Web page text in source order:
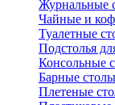
Журнальные
Чайные и
Туалетные
Подстолья
Консольные
Барные
Плетеные